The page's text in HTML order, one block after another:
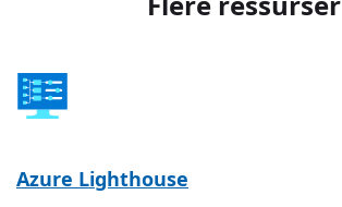
Azure Lighthouse